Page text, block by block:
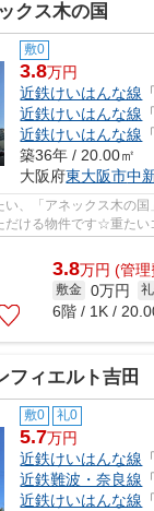
クス木の国
敷0
3.8万円
近鉄けいはんな線
近鉄けいはんな線 「
近鉄けいはんな線
築36年 / 20.00㎡
大阪府東大阪市中
い、「アネックス木の
だける物件です☆重たい
があります☆駅から...
3.8万円 (管理
敷金 0万円
6階 / 1K /
フィエルト吉田
敷0 礼0
5.7万円
近鉄けいはんな線
近鉄難波・奈良線
近鉄けいはんな線